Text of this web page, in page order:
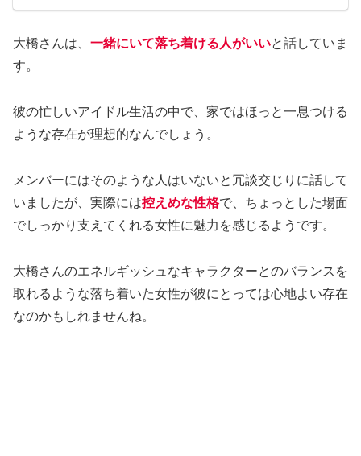
大橋さんは、 一緒にいて落ち着ける人がいいと話していま
す。
彼の忙しいアイドル生活の中で、家ではほっと一息つける
ような存在が理想的なんでしょう。
メンバーにはそのような人はいないと冗談交じりに話して
いましたが、実際には控えめな性格で、ちょっとした場面
でしっかり支えてくれる女性に魅力を感じるようです。
大橋さんのエネルギッシュなキャラクターとのバランスを
取れるような落ち着いた女性が彼にとっては心地よい存在
なのかもしれませんね。